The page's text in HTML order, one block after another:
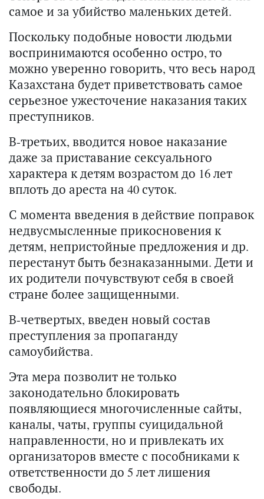
самое и за убийство маленьких детей.
Поскольку подобные новости людьми
воспринимаются особенно остро, то
можно уверенно говорить, что весь народ
Казахстана будет приветствовать самое
серьезное ужесточение наказания таких
преступников.
В-третьих, вводится новое наказание
даже за приставание сексуального
характера к детям возрастом до 16 лет
вплоть до ареста на 40 суток.
С момента введения в действие поправок
недвусмысленные прикосновения к
детям, непристойные предложения и др.
перестанут быть безнаказанными. Дети и
их родители почувствуют себя в своей
стране более защищенными.
В-четвертых, введен новый состав
преступления за пропаганду
самоубийства.
Эта мера позволит не только
законодательно блокировать
появляющиеся многочисленные сайты,
каналы, чаты, группы суицидальной
направленности, но и привлекать их
организаторов вместе с пособниками к
ответственности до 5 лет лишения
свободы.